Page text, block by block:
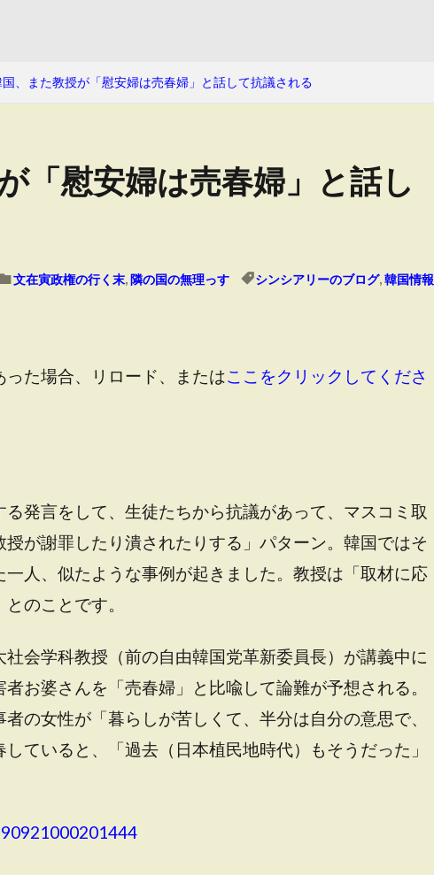
国、また教授が「慰安婦は売春婦」と話して抗議される
「慰安婦は売春婦」と話し
文在寅政権の行く末,隣の国の無理っす シンシアリーのブログ,韓国情報
た場合、リロード、またはここをクリックしてくださ
る発言をして、生徒たちから抗議があって、マスコミ取
が謝罪したり潰されたりする」パターン。韓国ではそ
人、似たような事例が起きました。教授は「取材に応
のことです。
社会学科教授（前の自由韓国党革新委員長）が講義中に
お婆さんを「売春婦」と比喩して論難が予想される。
の女性が「暮らしが苦しくて、半分は自分の意思で、
ていると、「過去（日本植民地時代）もそうだった」